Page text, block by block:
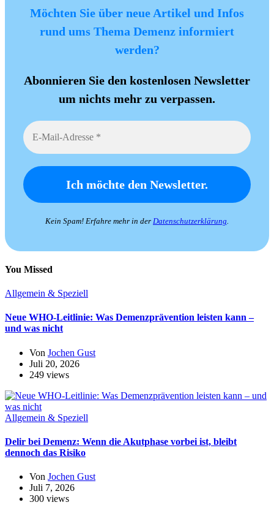
Möchten Sie über neue Artikel und Infos
rund ums Thema Demenz informiert
werden?
Abonnieren Sie den kostenlosen Newsletter
um nichts mehr zu verpassen.
Kein Spam! Erfahre mehr in der Datenschutzerklärung
You Missed
Allgemein & Speziell
Neue WHO-Leitlinie: Was Demenzprävention leisten kann –
und was nicht
Von Jochen Gust
Juli 20, 2026
249 views
Allgemein & Speziell
Delir bei Demenz: Wenn die Akutphase vorbei ist, bleibt
dennoch das Risiko
Von Jochen Gust
Juli 7, 2026
300 views